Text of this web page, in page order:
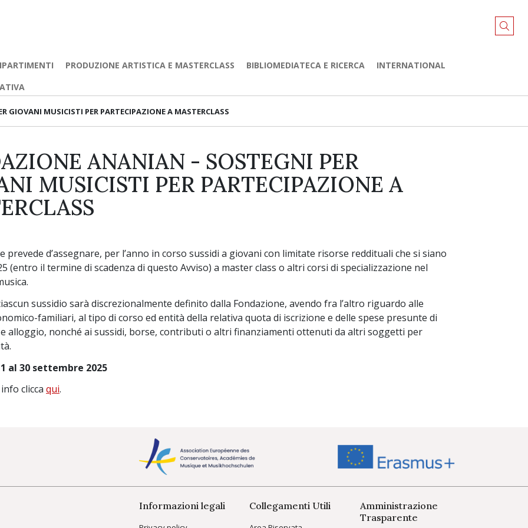
PRODUZIONE ARTISTICA E MASTERCLASS BIBLIOMEDIATECA E RICERCA
INTERNATIONAL
GIOVANI MUSICISTI PER PARTECIPAZIONE A MASTERCLASS
ANANIAN - SOSTEGNI PER
MUSICISTI PER PARTECIPAZIONE A
prevede d’assegnare, per l’anno in corso sussidi a giovani con limitate risorse reddituali che si siano
(entro il termine di scadenza di questo Avviso) a master class o altri corsi di specializzazione nel
sussidio sarà discrezionalmente definito dalla Fondazione, avendo fra l’altro riguardo alle
familiari, al tipo di corso ed entità della relativa quota di iscrizione e delle spese presunte di
alloggio, nonché ai sussidi, borse, contributi o altri finanziamenti ottenuti da altri soggetti per
al 30 settembre 2025
clicca qui.
Informazioni legali Collegamenti Utili
Amministrazione
Trasparente